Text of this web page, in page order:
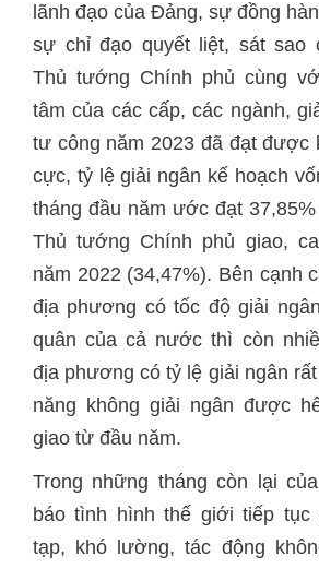
lãnh đạo của Đảng, sự đồng
sự chỉ đạo quyết liệt, sát sao
Thủ tướng Chính phủ cùng
tâm của các cấp, các ngành,
tư công năm 2023 đã đạt được
cực, tỷ lệ giải ngân kế hoạch
tháng đầu năm ước đạt
Thủ tướng Chính phủ giao,
năm 2022 (34,47%). Bên cạnh
địa phương có tốc độ giải
quân của cả nước thì còn
địa phương có tỷ lệ giải ngân
năng không giải ngân được
giao từ đầu năm.
Trong những tháng còn lại
báo tình hình thế giới tiếp tục
tạp, khó lường, tác động